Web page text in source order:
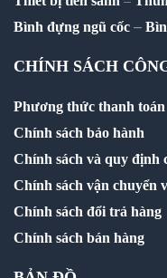
Bình đựng ngũ cốc –
CHÍNH SÁCH
Phương thức thanh toán
Chính sách bảo hành
Chính sách và quy định
Chính sách vận chuyển
Chính sách đổi trả hàng
Chính sách bán hàng